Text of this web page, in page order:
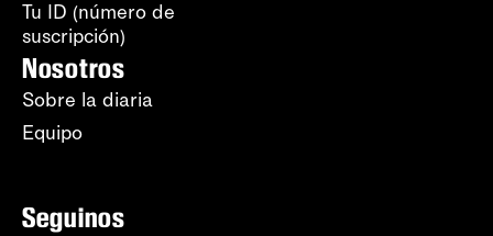
Tu ID (número de
suscripción)
Nosotros
Sobre la diaria
Equipo
Seguinos